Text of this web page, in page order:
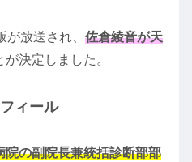
放送され、 佐倉綾音が天
が決定しました。
ィール
院の副院長兼統括診断部部